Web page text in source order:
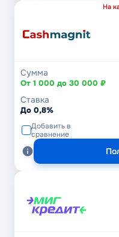
На
Сумма
От 1 000 до 30 000 ₽
Ставка
До 0,8%
Добавить в
сравнение